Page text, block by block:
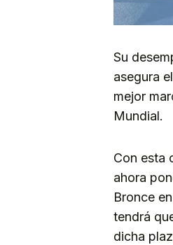
Su
asegura
mejor
Mundial.
Con esta
ahora
Bronce
tendrá
dicha